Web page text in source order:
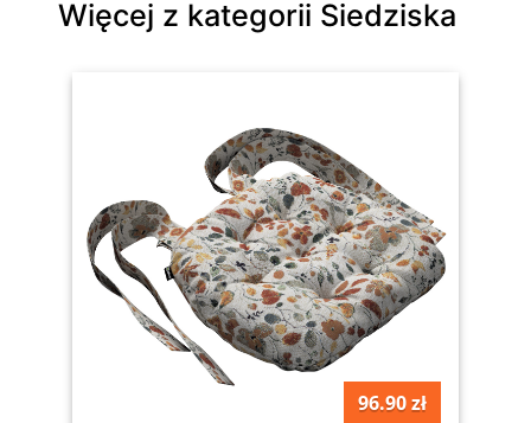
Więcej z kategorii Siedziska
96.90 zł